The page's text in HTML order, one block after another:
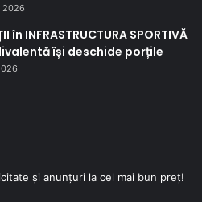
2026
în INFRASTRUCTURA SPORTIVĂ
își deschide porțile
și anunțuri la cel mai bun preț!